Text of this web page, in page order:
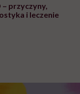
przyczyny,
i leczenie